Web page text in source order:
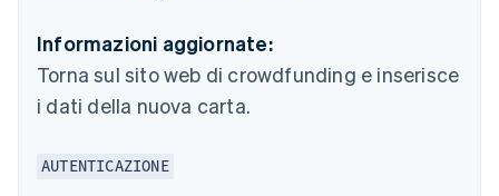
Informazioni aggiornate:
Torna sul sito web di crowdfunding e inserisce
i dati della nuova carta.
AUTENTICAZIONE